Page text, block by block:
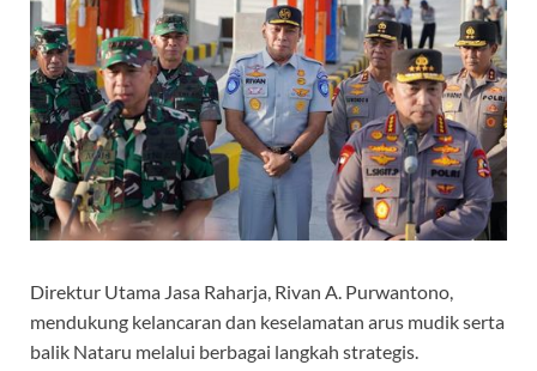
Direktur Utama Jasa Raharja, Rivan A. Purwantono,
mendukung kelancaran dan keselamatan arus mudik serta
balik Nataru melalui berbagai langkah strategis.